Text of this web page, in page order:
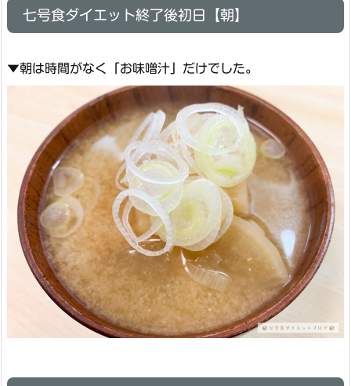
七号食ダイエット終了後初日【朝】
▼朝は時間がなく「お味噌汁」だけでした。